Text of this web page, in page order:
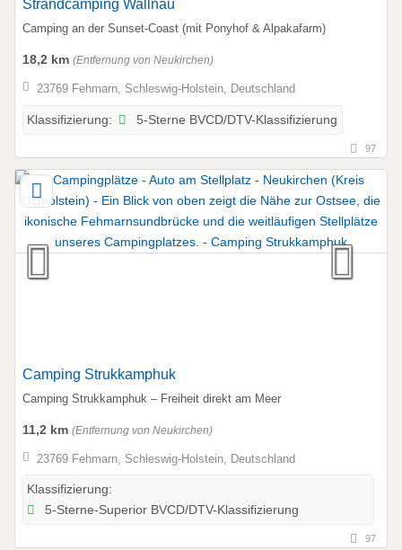
Strandcamping Wallnau
Camping an der Sunset-Coast (mit Ponyhof & Alpakafarm)
18,2 km (Entfernung von Neukirchen)
23769 Fehmarn, Schleswig-Holstein, Deutschland
Klassifizierung: 5-Sterne BVCD/DTV-Klassifizierung
97
Camping Strukkamphuk
Camping Strukkamphuk – Freiheit direkt am Meer
11,2 km (Entfernung von Neukirchen)
23769 Fehmarn, Schleswig-Holstein, Deutschland
Klassifizierung:
5-Sterne-Superior BVCD/DTV-Klassifizierung
97